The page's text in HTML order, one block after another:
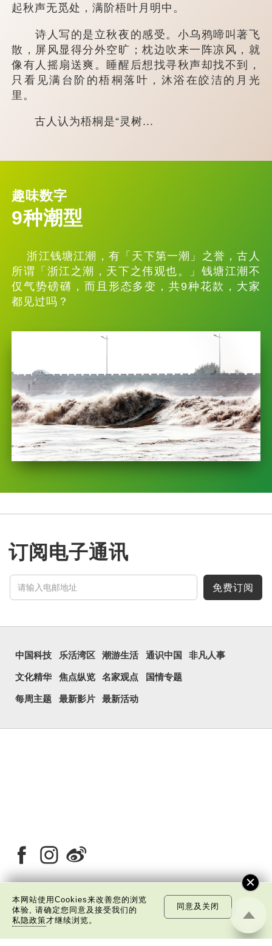
起秋声无觅处，满阶梧叶月明中。
诗人写的是立秋夜的感受。小乌鸦啼叫著飞
散，屏风显得分外空旷；枕边吹来一阵凉风，就
像有人摇扇送爽。睡醒后想找寻秋声却找不到，
只看见满台阶的梧桐落叶，沐浴在皎洁的月光
里。
古人认为梧桐是“灵树...
趣味数字
9种潮型
浙江钱塘江潮，有「天下第一潮」之誉，古人
所谓「浙江之潮，天下之伟观也。」钱塘江潮不
仅气势磅礴，而且形态多变，共9种花款，大家
都见过吗？
订阅电子通讯
免费订阅
中国科技 乐活湾区 潮游生活 通识中国 非凡人事
文化精华 焦点纵览 名家观点 国情专题
每周主题 最新影片 最新活动
关于我们 版权告示 私隐政策声明 免责声明
本网站使用Cookies来改善您的浏览
体验, 请确定您同意及接受我们的
私隐政策才继续浏览。
同意及关闭